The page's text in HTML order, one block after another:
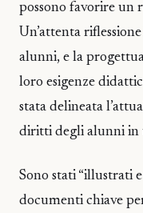
possono favorire un
Un’attenta
alunni, e la
loro esigenze
stata delineata
diritti degli alunni in
Sono stati “illustrati
documenti chiave